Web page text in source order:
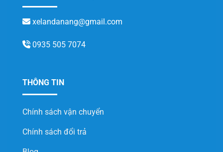
xelandanang@gmail.com
0935 505 7074
THÔNG TIN
Chính sách vận chuyển
Chính sách đổi trả